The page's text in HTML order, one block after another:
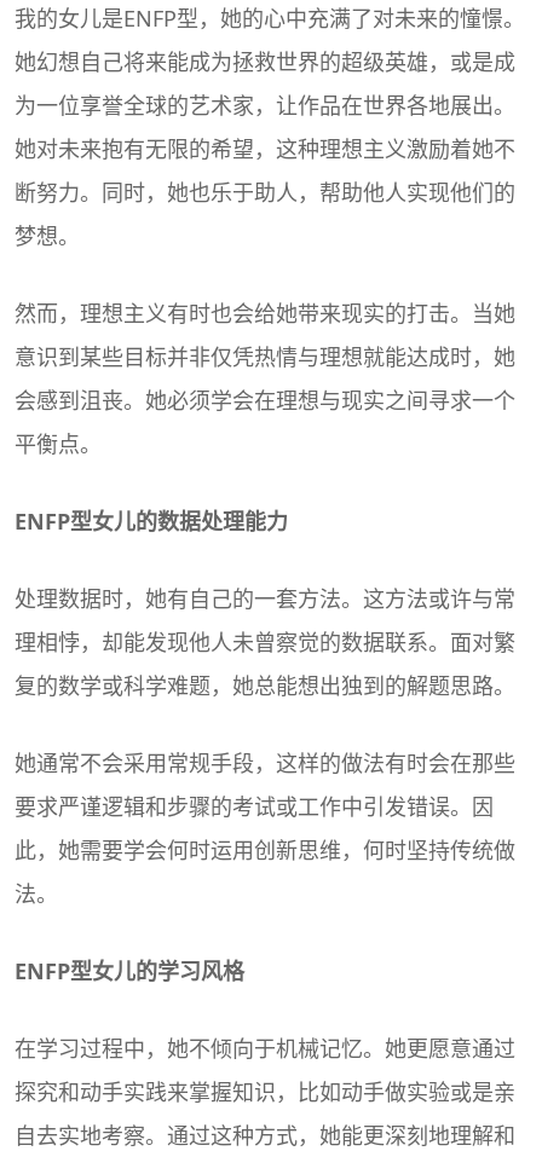
我的女儿是ENFP型，她的心中充满了对未来的憧憬。
她幻想自己将来能成为拯救世界的超级英雄，或是成
为一位享誉全球的艺术家，让作品在世界各地展出。
她对未来抱有无限的希望，这种理想主义激励着她不
断努力。同时，她也乐于助人，帮助他人实现他们的
梦想。
然而，理想主义有时也会给她带来现实的打击。当她
意识到某些目标并非仅凭热情与理想就能达成时，她
会感到沮丧。她必须学会在理想与现实之间寻求一个
平衡点。
ENFP型女儿的数据处理能力
处理数据时，她有自己的一套方法。这方法或许与常
理相悖，却能发现他人未曾察觉的数据联系。面对繁
复的数学或科学难题，她总能想出独到的解题思路。
她通常不会采用常规手段，这样的做法有时会在那些
要求严谨逻辑和步骤的考试或工作中引发错误。因
此，她需要学会何时运用创新思维，何时坚持传统做
法。
ENFP型女儿的学习风格
在学习过程中，她不倾向于机械记忆。她更愿意通过
探究和动手实践来掌握知识，比如动手做实验或是亲
自去实地考察。通过这种方式，她能更深刻地理解和